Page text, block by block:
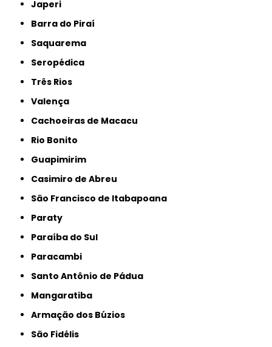
Japeri
Barra do Piraí
Saquarema
Seropédica
Três Rios
Valença
Cachoeiras de Macacu
Rio Bonito
Guapimirim
Casimiro de Abreu
São Francisco de Itabapoana
Paraty
Paraíba do Sul
Paracambi
Santo Antônio de Pádua
Mangaratiba
Armação dos Búzios
São Fidélis